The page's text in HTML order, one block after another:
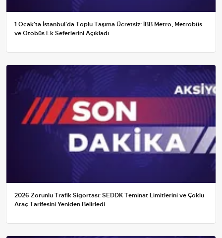
1 Ocak'ta İstanbul'da Toplu Taşıma Ücretsiz: İBB Metro, Metrobüs
ve Otobüs Ek Seferlerini Açıkladı
2026 Zorunlu Trafik Sigortası: SEDDK Teminat Limitlerini ve Çoklu
Araç Tarifesini Yeniden Belirledi